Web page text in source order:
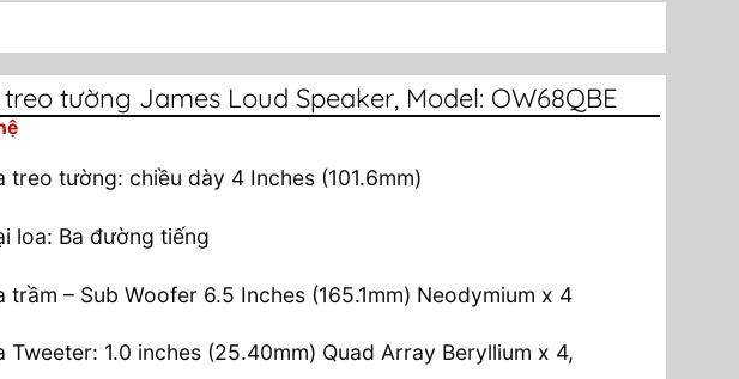
tường James Loud Speaker, Model: OW68QBE
treo tường: chiều dày 4 Inches (101.6mm)
loa: Ba đường tiếng
trầm – Sub Woofer 6.5 Inches (165.1mm) Neodymium x 4
Tweeter: 1.0 inches (25.40mm) Quad Array Beryllium x 4,